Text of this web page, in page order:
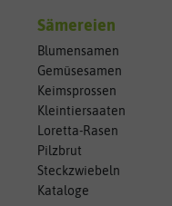
Sämereien
Blumensamen
Gemüsesamen
Keimsprossen
Kleintiersaaten
Loretta-Rasen
Pilzbrut
Steckzwiebeln
Kataloge